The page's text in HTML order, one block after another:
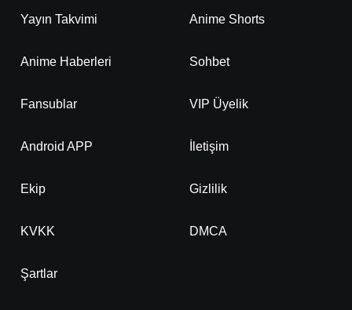
Yayın Takvimi Anime Shorts
Anime Haberleri Sohbet
Fansublar VIP Üyelik
Android APP İletişim
Ekip Gizlilik
KVKK DMCA
Şartlar